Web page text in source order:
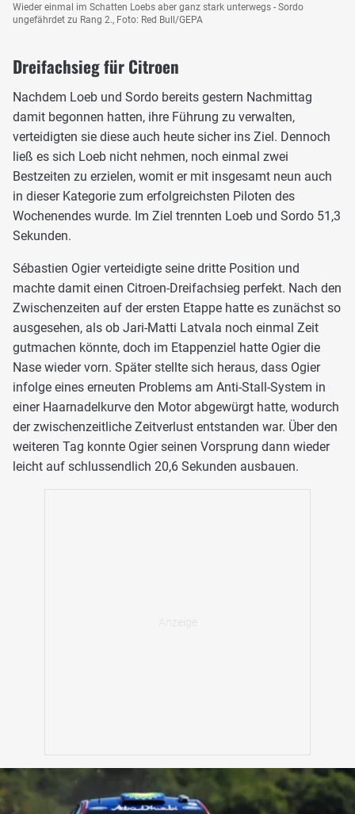
Wieder einmal im Schatten Loebs aber ganz stark unterwegs - Sordo
ungefährdet zu Rang 2., Foto: Red Bull/GEPA
Dreifachsieg für Citroen
Nachdem Loeb und Sordo bereits gestern Nachmittag
damit begonnen hatten, ihre Führung zu verwalten,
verteidigten sie diese auch heute sicher ins Ziel. Dennoch
ließ es sich Loeb nicht nehmen, noch einmal zwei
Bestzeiten zu erzielen, womit er mit insgesamt neun auch
in dieser Kategorie zum erfolgreichsten Piloten des
Wochenendes wurde. Im Ziel trennten Loeb und Sordo 51,3
Sekunden.
Sébastien Ogier verteidigte seine dritte Position und
machte damit einen Citroen-Dreifachsieg perfekt. Nach den
Zwischenzeiten auf der ersten Etappe hatte es zunächst so
ausgesehen, als ob Jari-Matti Latvala noch einmal Zeit
gutmachen könnte, doch im Etappenziel hatte Ogier die
Nase wieder vorn. Später stellte sich heraus, dass Ogier
infolge eines erneuten Problems am Anti-Stall-System in
einer Haarnadelkurve den Motor abgewürgt hatte, wodurch
der zwischenzeitliche Zeitverlust entstanden war. Über den
weiteren Tag konnte Ogier seinen Vorsprung dann wieder
leicht auf schlussendlich 20,6 Sekunden ausbauen.